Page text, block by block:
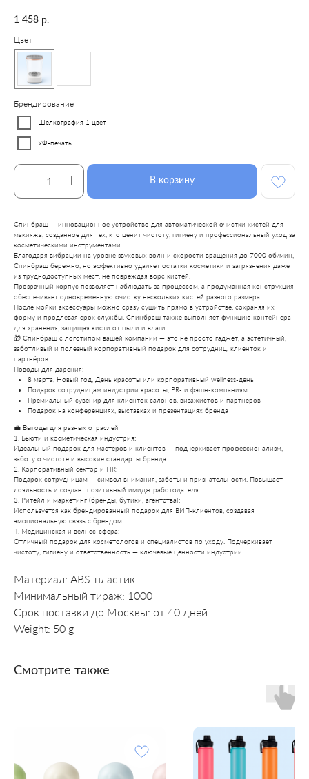
1 458 р.
Цвет
Брендирование
Шелкография 1 цвет
УФ-печать
В корзину
Спинбраш — инновационное устройство для автоматической очистки кистей для
макияжа, созданное для тех, кто ценит чистоту, гигиену и профессиональный уход за
косметическими инструментами.
Благодаря вибрации на уровне звуковых волн и скорости вращения до 7000 об/мин,
Спинбраш бережно, но эффективно удаляет остатки косметики и загрязнения даже
из труднодоступных мест, не повреждая ворс кистей.
Прозрачный корпус позволяет наблюдать за процессом, а продуманная конструкция
обеспечивает одновременную очистку нескольких кистей разного размера.
После мойки аксессуары можно сразу сушить прямо в устройстве, сохраняя их
форму и продлевая срок службы. Спинбраш также выполняет функцию контейнера
для хранения, защищая кисти от пыли и влаги.
🎁 Спинбраш с логотипом вашей компании — это не просто гаджет, а эстетичный,
заботливый и полезный корпоративный подарок для сотрудниц, клиенток и
партнёров.
Поводы для дарения:
8 марта, Новый год, День красоты или корпоративный wellness-день
Подарок сотрудницам индустрии красоты, PR- и фэшн-компаниям
Премиальный сувенир для клиенток салонов, визажистов и партнёров
Подарок на конференциях, выставках и презентациях бренда
💼 Выгоды для разных отраслей
1. Бьюти и косметическая индустрия:
Идеальный подарок для мастеров и клиентов — подчеркивает профессионализм,
заботу о чистоте и высокие стандарты бренда.
2. Корпоративный сектор и HR:
Подарок сотрудницам — символ внимания, заботы и признательности. Повышает
лояльность и создает позитивный имидж работодателя.
3. Ритейл и маркетинг (бренды, бутики, агентства):
Используется как брендированный подарок для ВИП-клиентов, создавая
эмоциональную связь с брендом.
4. Медицинская и велнес-сфера:
Отличный подарок для косметологов и специалистов по уходу. Подчеркивает
чистоту, гигиену и ответственность — ключевые ценности индустрии.
Материал: ABS-пластик
Минимальный тираж: 1000
Срок поставки до Москвы: от 40 дней
Weight: 50 g
Смотрите также